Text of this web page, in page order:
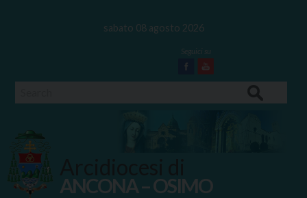
sabato 08 agosto 2026
Facebook
Youtube
ANCONA – OSIMO